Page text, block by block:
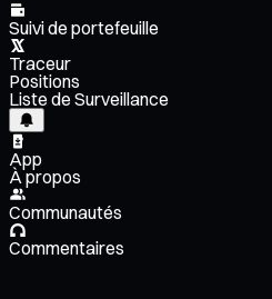
Suivi de portefeuille
Traceur
Positions
Liste de Surveillance
App
À propos
Communautés
Commentaires